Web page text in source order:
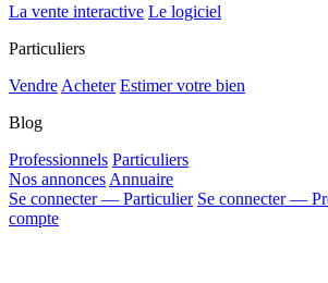
La vente interactive Le logiciel
Particuliers
Vendre Acheter Estimer votre bien
Blog
Professionnels Particuliers
Nos annonces Annuaire
Se connecter — Particulier Se connecter —
compte